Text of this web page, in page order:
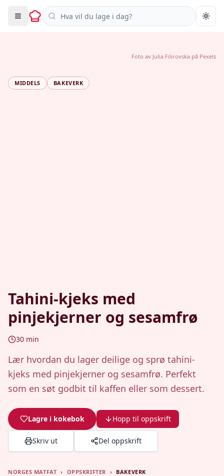
Søk i oppskrifter
MIDDELS BAKEVERK
Tahini-kjeks med
pinjekjerner og sesamfrø
30 min
Lær hvordan du lager deilige og sprø tahini-
kjeks med pinjekjerner og sesamfrø. Perfekt
som en søt godbit til kaffen eller som dessert.
Lagre i kokebok Hopp til oppskrift
Skriv ut Del oppskrift
Foto av Julia Filirovska på Pexels
NORGES MATFAT › OPPSKRIFTER › BAKEVERK